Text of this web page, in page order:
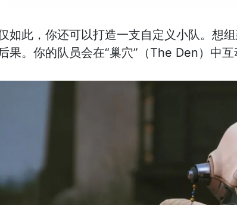
如此，你还可以打造一支自定义小队。想
果。你的队员会在“巢穴”（The Den）中